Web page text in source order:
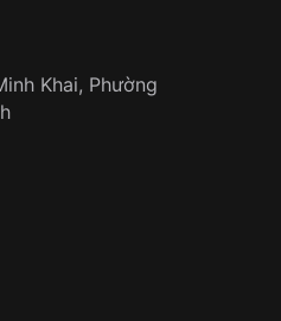
và thanh toán trực tiếp
hàng
hàng trong suốt quá
Khai, Phường